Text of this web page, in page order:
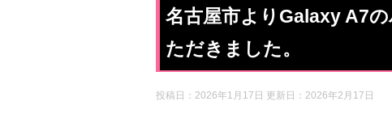
名古屋市よりGalaxy A7
ただきました。
投稿日：2026年1月17日 更新日： 2026年2月17日